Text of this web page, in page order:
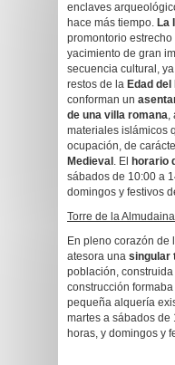
enclaves
hace más tiempo. La
promontorio
yacimiento de gran
secuencia cultural,
restos de la Edad
conforman un
de una villa romana,
materiales islámicos
ocupación, de
Medieval . El horario
sábados de 10:00 a
domingos y festivos
Torre de la Almudaina
En pleno corazón de
atesora una singular
población,
construcción
pequeña alquería
martes a sábados de
horas, y domingos y